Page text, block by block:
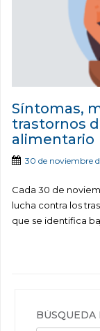
Síntomas,
trastornos
alimentario
30 de noviembre
Cada 30 de
lucha contra los
que se identifica
BÚSQUEDA